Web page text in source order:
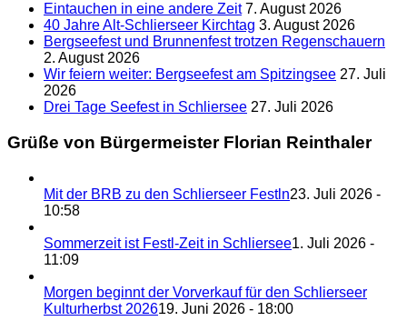
Eintauchen in eine andere Zeit 7. August 2026
40 Jahre Alt-Schlierseer Kirchtag 3. August 2026
Bergseefest und Brunnenfest trotzen Regenschauern
2. August 2026
Wir feiern weiter: Bergseefest am Spitzingsee 27. Juli
2026
Drei Tage Seefest in Schliersee 27. Juli 2026
Grüße von Bürgermeister Florian Reinthaler
Mit der BRB zu den Schlierseer Festln23. Juli 2026 -
10:58
Sommerzeit ist Festl-Zeit in Schliersee1. Juli 2026 -
11:09
Morgen beginnt der Vorverkauf für den Schlierseer
Kulturherbst 202619. Juni 2026 - 18:00